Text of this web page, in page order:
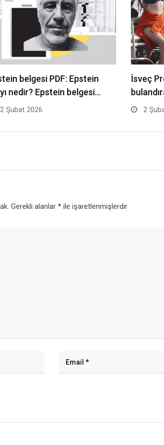
belgesi PDF: Epstein
nedir? Epstein belgesi…
2 Şubat 2026
İsveç
2
Gerekli alanlar *ile işaretlenmişlerdir